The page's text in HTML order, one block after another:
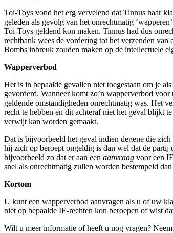
Toi-Toys vond het erg vervelend dat Tinnus haar
geleden als gevolg van het onrechtmatig
Toi-Toys geldend kon maken. Tinnus had dus
rechtbank wees de vordering tot het verzenden
Bombs inbreuk zouden maken op de intellectuele
Wapperverbod
Het is in bepaalde gevallen niet toegestaan om je
gevorderd. Wanneer komt zo’n wapperverbod
geldende omstandigheden onrechtmatig was. Het
recht te hebben en dit achteraf niet het geval blijkt
verwijt kan worden gemaakt.
Dat is bijvoorbeeld het geval indien degene die
hij zich op beroept ongeldig is dan wel dat de partij
bijvoorbeeld zo dat er aan een aanvraag voor een
snel als onrechtmatig zullen worden bestempeld
Kortom
U kunt een wapperverbod aanvragen als u of uw
niet op bepaalde IE-rechten kon beroepen of wist
Wilt u meer informatie of heeft u nog vragen?